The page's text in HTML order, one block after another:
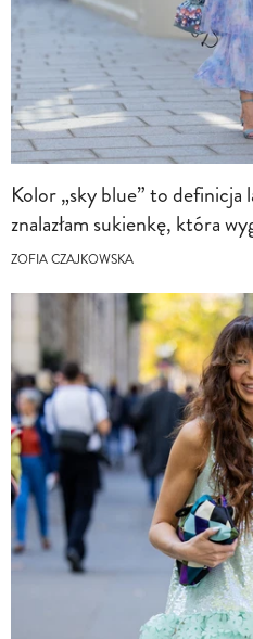
Kolor „sky blue” to
znalazłam sukienkę, która
ZOFIA CZAJKOWSKA